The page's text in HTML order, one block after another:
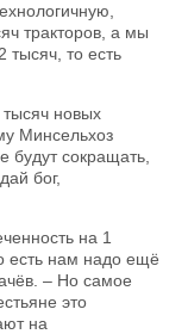
тракторов, а мы
тысяч, то есть
новых
Минсельхоз
будут сокращать,
бог,
на 1
есть нам надо ещё
– Но самое
это
на